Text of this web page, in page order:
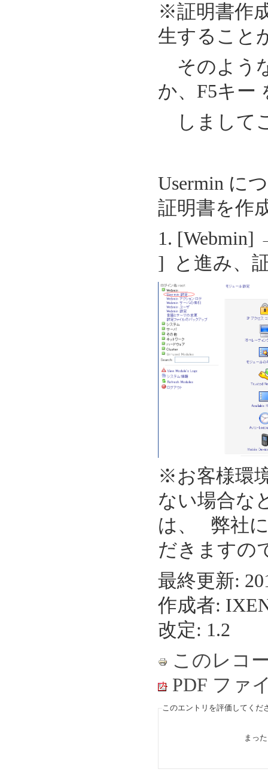
※証明書作
生すること
そのよう
か、F5キー
しまして
Usermin に
証明書を作
1. [Webmin]
] と進み、
※お客様環
ない場合な
は、 弊社
だきますの
最終更新:
作成者:
改定: 1.2
このレコ
PDF ファ
このエントリを評価してくだ
まっ